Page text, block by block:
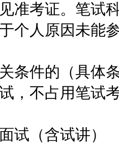
准考证。笔试
个人原因未能
件的（具体条
，不占用笔试
（含试讲）